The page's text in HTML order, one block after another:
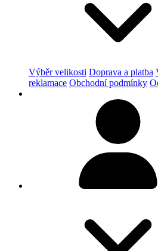
Výběr velikosti Doprava a platba
reklamace Obchodní podmínky